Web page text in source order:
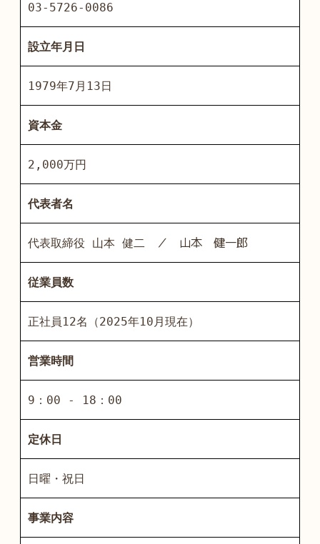
03-5726-0086
設立年月日
1979年7月13日
資本金
2,000万円
代表者名
代表取締役 山本 健二 ／ 山本 健一郎
従業員数
正社員12名（2025年10月現在）
営業時間
9：00 - 18：00
定休日
日曜・祝日
事業内容